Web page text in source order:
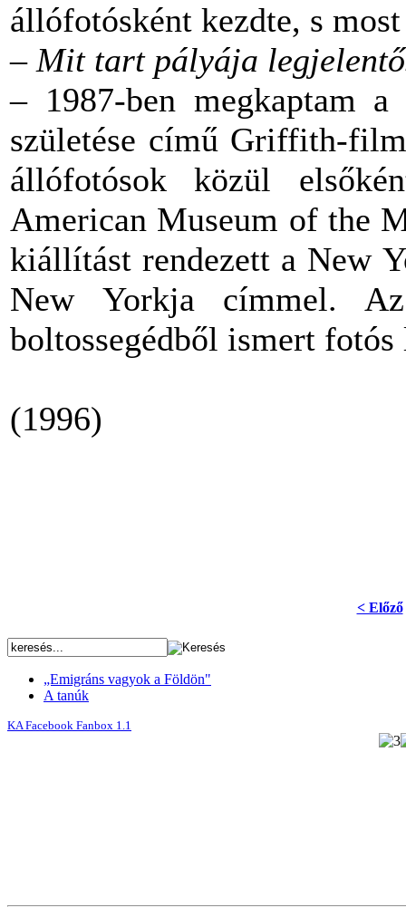
állófotósként kezdte, s
– Mit tart pályája
– 1987-ben megkaptam
születése című Griffith-
állófotósok közül
American Museum of the
kiállítást rendezett a New
New Yorkja címmel.
boltossegédből ismert fotós
(1996)
< Előző
„Emigráns vagyok a Földön"
A tanúk
KA Facebook Fanbox 1.1